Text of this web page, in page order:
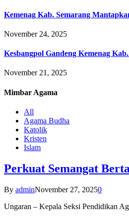
Kemenag Kab. Semarang
November 24, 2025
Kesbangpol Gandeng Kemenag
November 21, 2025
Mimbar Agama
All
Agama Budha
Katolik
Kristen
Islam
Perkuat Semangat
By adminNovember 27, 20250
Ungaran – Kepala Seksi Pendidikan